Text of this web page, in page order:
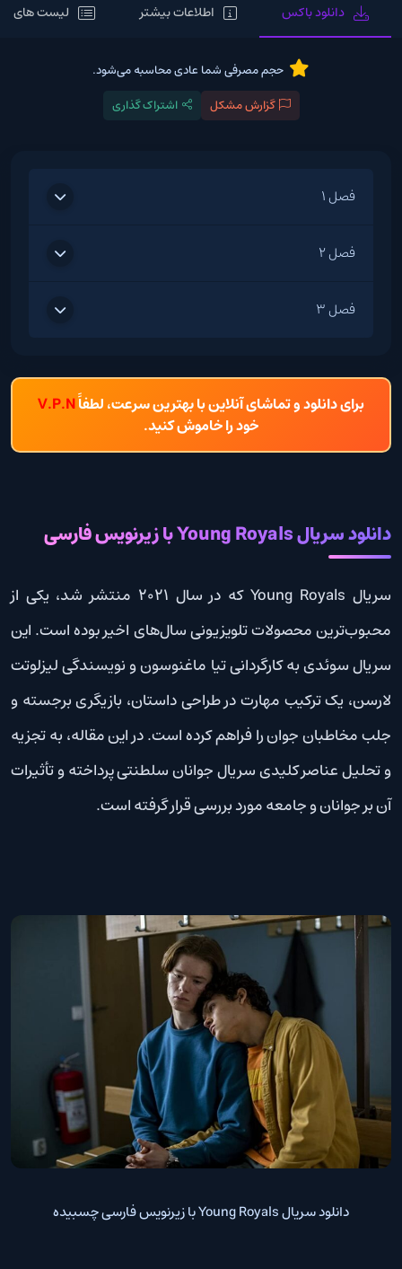
دانلود باکس اطلاعات بیشتر لیست های
حجم مصرفی شما عادی محاسبه می‌شود.
گزارش مشکل
اشتراک گذاری
فصل 1
فصل 2
فصل 3
برای دانلود و تماشای آنلاین با بهترین سرعت، لطفاًV.P.N
خود را خاموش کنید.
دانلود سریال Young Royals با زیرنویس فارسی
سریال Young Royals که در سال 2021 منتشر شد، یکی از
محبوب‌ترین محصولات تلویزیونی سال‌های اخیر بوده است. این
سریال سوئدی به کارگردانی تیا ماغنوسون و نویسندگی لیزلوتت
لارسن، یک ترکیب مهارت در طراحی داستان، بازیگری برجسته و
جلب مخاطبان جوان را فراهم کرده است. در این مقاله، به تجزیه
و تحلیل عناصر کلیدی سریال جوانان سلطنتی پرداخته و تأثیرات
آن بر جوانان و جامعه مورد بررسی قرار گرفته است.
دانلود سریال Young Royals با زیرنویس فارسی چسبیده